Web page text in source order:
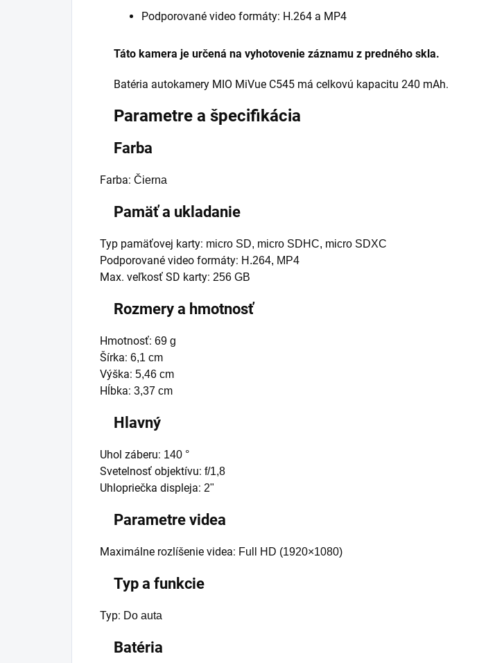
Podporované video formáty: H.264 a MP4
Táto kamera je určená na vyhotovenie záznamu z predného skla.
Batéria autokamery MIO MiVue C545 má celkovú kapacitu 240 mAh.
Parametre a špecifikácia
Farba
Farba: Čierna
Pamäť a ukladanie
Typ pamäťovej karty: micro SD, micro SDHC, micro SDXC
Podporované video formáty: H.264, MP4
Max. veľkosť SD karty: 256 GB
Rozmery a hmotnosť
Hmotnosť: 69 g
Šírka: 6,1 cm
Výška: 5,46 cm
Hĺbka: 3,37 cm
Hlavný
Uhol záberu: 140 °
Svetelnosť objektívu: f/1,8
Uhlopriečka displeja: 2"
Parametre videa
Maximálne rozlíšenie videa: Full HD (1920×1080)
Typ a funkcie
Typ: Do auta
Batéria